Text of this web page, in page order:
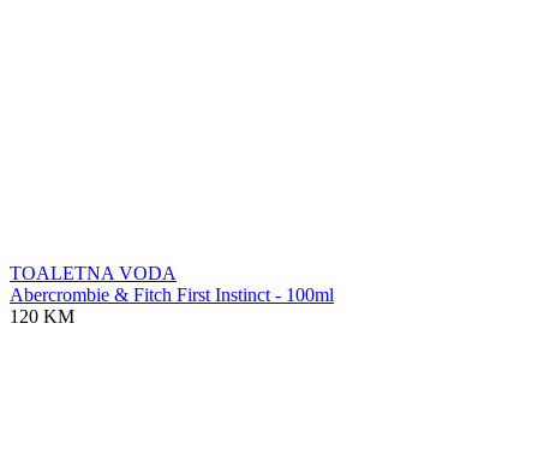
TOALETNA VODA
Abercrombie & Fitch First Instinct - 100ml
120 KM